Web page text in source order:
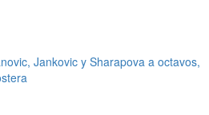
Jankovic y Sharapova a octavos,